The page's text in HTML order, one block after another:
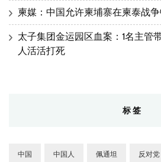
柬媒：中国允许柬埔寨在柬泰战
太子集团金运园区血案：1名主管
人活活打死
标签
中国 中国人 佩通坦 反对党